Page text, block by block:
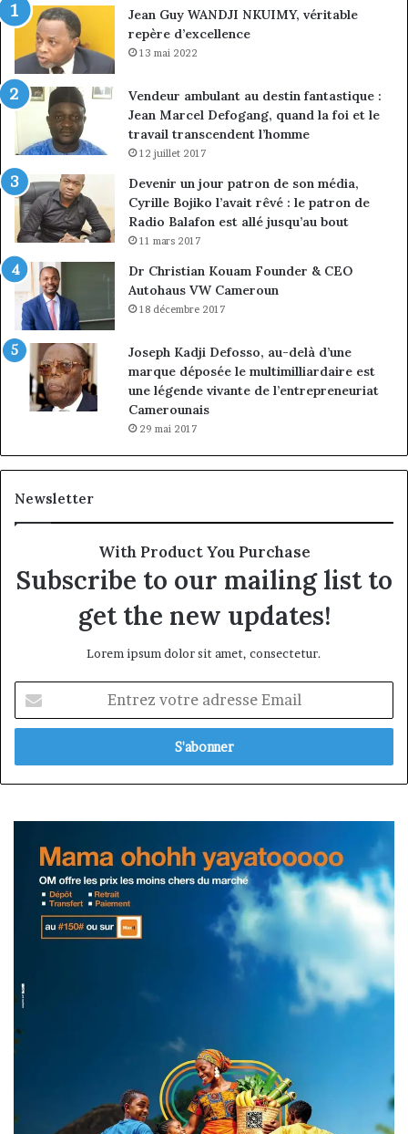
Jean Guy WANDJI NKUIMY, véritable
repère d’excellence
13 mai 2022
Vendeur ambulant au destin fantastique :
Jean Marcel Defogang, quand la foi et le
travail transcendent l’homme
12 juillet 2017
Devenir un jour patron de son média,
Cyrille Bojiko l’avait rêvé : le patron de
Radio Balafon est allé jusqu’au bout
11 mars 2017
Dr Christian Kouam Founder & CEO
Autohaus VW Cameroun
18 décembre 2017
Joseph Kadji Defosso, au-delà d’une
marque déposée le multimilliardaire est
une légende vivante de l’entrepreneuriat
Camerounais
29 mai 2017
Newsletter
With Product You Purchase
Subscribe to our mailing list to
get the new updates!
Lorem ipsum dolor sit amet, consectetur.
votre
adresse